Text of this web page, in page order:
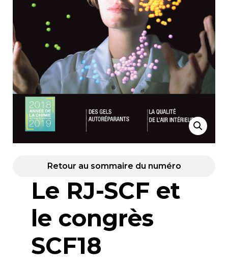
Retour au sommaire du numéro
Le RJ-SCF et
le congrès
SCF18